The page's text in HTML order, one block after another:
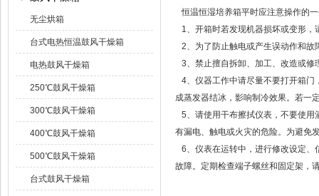
无尘烘箱
台式电热恒温鼓风干燥箱
电热鼓风干燥箱
250℃鼓风干燥箱
300℃鼓风干燥箱
400℃鼓风干燥箱
500℃鼓风干燥箱
台式鼓风干燥箱
恒温恒湿培养箱平时应注意操作的
1、开箱时若发现机器损坏或变形，
2、为了防止触电或产生误动作和故
3、禁止擅自拆卸、加工、改造或修
4、仪器工作中请尽量不要打开箱门
成蒸发器结冰，影响制冷效果。若一
5、请使用干布擦拭仪表，不要使用
有漏电、触电或火灾的危险。为避免
6、仪表在运转中，进行修改设定、
故障。定期检查端子螺丝和固定架，